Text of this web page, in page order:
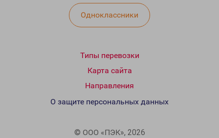
Одноклассники
Типы перевозки
Карта сайта
Направления
© ООО «ПЭК», 2026
О защите персональных данных